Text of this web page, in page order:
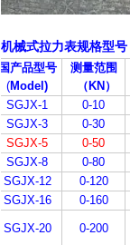
机械式拉力表规格型号
国产品型号
(Model)
测量范围
（ KN ）
SGJX-1
0-10
SGJX-3
0-30
SGJX-5
0-50
SGJX-8
0-80
SGJX-12
0-120
SGJX-16
0-160
SGJX-20 0-200